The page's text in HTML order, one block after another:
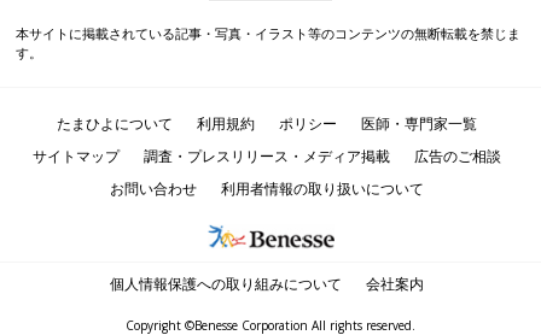
本サイトに掲載されている記事・写真・イラスト等のコンテンツの無断転載を禁じま
す。
たまひよについて 利用規約 ポリシー
医師・専門家一覧
サイトマップ
調査・プレスリリース・メディア掲載
広告のご相談
お問い合わせ
利用者情報の取り扱いについて
個人情報保護への取り組みについて 会社案内
Copyright ©Benesse Corporation All rights reserved.